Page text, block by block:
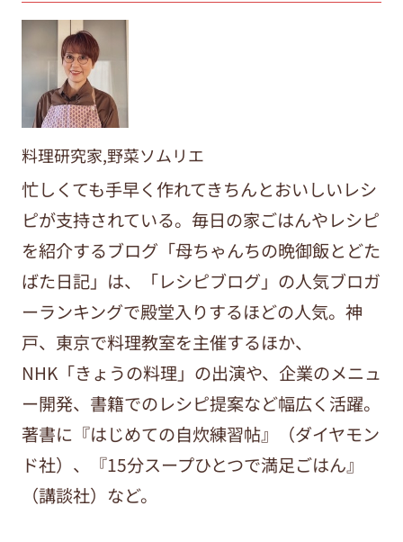
料理研究家,野菜ソムリエ
忙しくても手早く作れてきちんとおいしいレシ
ピが支持されている。毎日の家ごはんやレシピ
を紹介するブログ「母ちゃんちの晩御飯とどた
ばた日記」は、「レシピブログ」の人気ブロガ
ーランキングで殿堂入りするほどの人気。神
戸、東京で料理教室を主催するほか、
NHK「きょうの料理」の出演や、企業のメニュ
ー開発、書籍でのレシピ提案など幅広く活躍。
著書に『はじめての自炊練習帖』（ダイヤモン
ド社）、『15分スープひとつで満足ごはん』
（講談社）など。